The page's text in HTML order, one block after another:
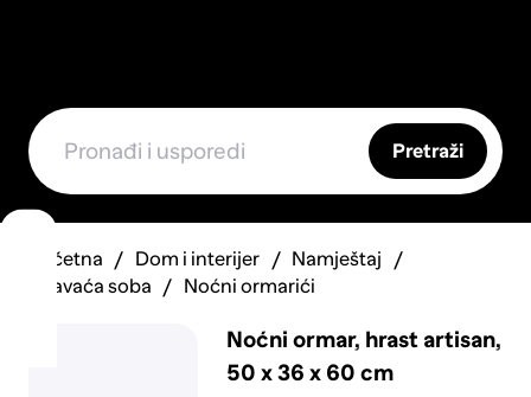
Pretraži
Početna Dom i interijer
Namještaj
Spavaća soba
Noćni ormarići
Noćni ormar, hrast artisan,
50 x 36 x 60 cm